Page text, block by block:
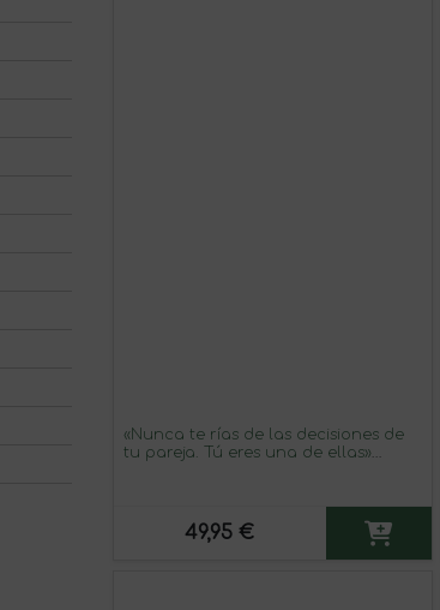
«Nunca te rías de las decisiones de
tu pareja. Tú eres una de ellas»
Berasategui System. Etiqueta Blanca
49,95 €